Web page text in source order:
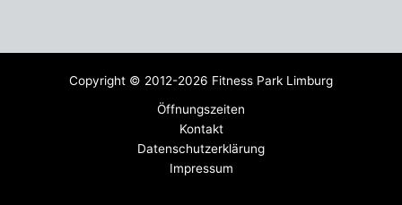
Copyright © 2012-2026 Fitness Park Limburg
Öffnungszeiten
Kontakt
Datenschutzerklärung
Impressum